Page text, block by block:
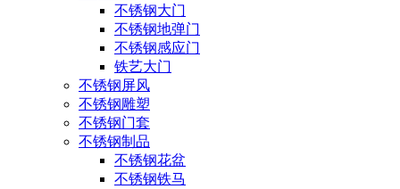
不锈钢大门
不锈钢地弹门
不锈钢感应门
铁艺大门
不锈钢屏风
不锈钢雕塑
不锈钢门套
不锈钢制品
不锈钢花盆
不锈钢铁马